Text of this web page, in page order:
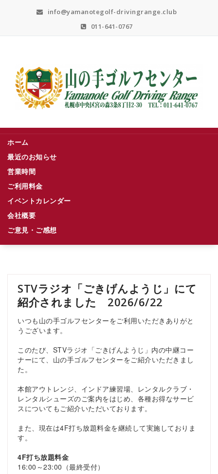
info@yamanotegolf-drivingrange.club
011-641-0767
ホーム
最近のお知らせ
営業時間
ご利用料金
イベントカレンダー
会社概要
ご意見・ご感想
STVラジオ「ごきげんようじ」にて
紹介されました 2026/6/22
いつも山の手ゴルフセンターをご利用いただきありがと
うございます。
このたび、STVラジオ「ごきげんようじ」内の中継コー
ナーにて、山の手ゴルフセンターをご紹介いただきまし
た。
本館アウトレンジ、インドア練習場、レンタルクラブ・
レンタルシューズのご案内をはじめ、各種お得なサービ
スについてもご紹介いただいております。
また、現在は4F打ち放題料金を継続して実施しておりま
す。
4F打ち放題料金
16:00～23:00（最終受付）